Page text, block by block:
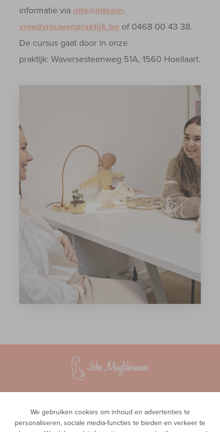
informatie via info@inteam-
vroedvrouwenpraktijk.be of 0468 00 43 38.
De cursus gaat door in onze
praktijk: Waversesteenweg 51A, 1560 Hoeilaart.
We gebruiken cookies om inhoud en advertenties te
personaliseren, sociale media-functies te bieden en verkeer te
Waversesteenweg 51A
1560 Hoeilaart